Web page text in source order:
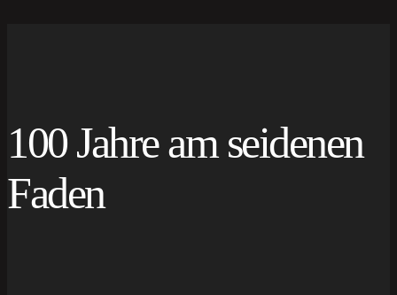
100 Jahre am seidenen
Faden